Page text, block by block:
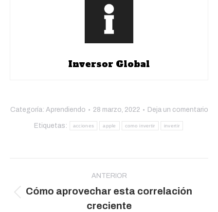
Inversor Global
Categoría: Aprendiendo 28 marzo, 2022 Deja un comentario
Etiquetas: acciones apple como invertir invertir
publicaciones
ANTERIOR
Publicación
anterior:
Cómo aprovechar esta correlación
creciente